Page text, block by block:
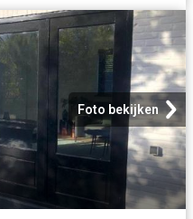
Foto bekijken